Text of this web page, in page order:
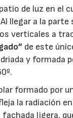
de luz en el
a la parte
verticales a
de este
y formada
formado por
la radiación
ligera,